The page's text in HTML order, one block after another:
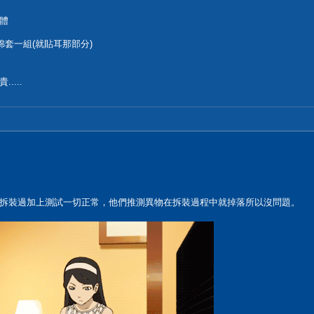
套一組(就貼耳那部分)
.....
裝過加上測試一切正常，他們推測異物在拆裝過程中就掉落所以沒問題。